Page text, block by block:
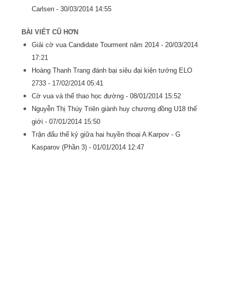
Carlsen -30/03/2014 14:55
BÀI VIẾT CŨ HƠN
Giải cờ vua Candidate Tourment năm 2014 -20/03/2014
17:21
Hoàng Thanh Trang đánh bại siêu đại kiện tướng ELO
2733 - 17/02/2014 05:41
Cờ vua và thể thao học đường -08/01/2014 15:52
Nguyễn Thị Thúy Triên giành huy chương đồng U18 thế
giới -07/01/2014 15:50
Trận đấu thế kỷ giữa hai huyền thoại A Karpov - G
Kasparov (Phần 3) -01/01/2014 12:47